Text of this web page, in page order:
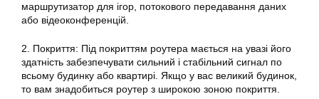
маршрутизатор для ігор, потокового передавання даних
або відеоконференцій.
2. Покриття: Під покриттям роутера мається на увазі його
здатність забезпечувати сильний і стабільний сигнал по
всьому будинку або квартирі. Якщо у вас великий будинок,
то вам знадобиться роутер з широкою зоною покриття.